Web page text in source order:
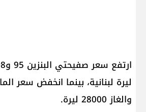
والغاز 28000 ليرة.